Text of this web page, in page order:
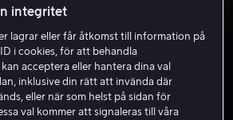
integritet
lagrar eller får åtkomst till information på
i cookies, för att behandla
acceptera eller hantera dina val
inklusive din rätt att invända där
eller när som helst på sidan för
val kommer att signaleras till våra